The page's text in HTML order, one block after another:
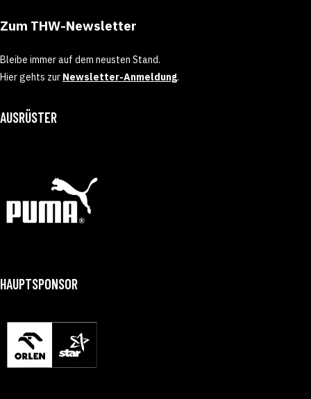
Zum THW-Newsletter
Bleibe immer auf dem neusten Stand.
Hier gehts zur Newsletter-Anmeldung.
AUSRÜSTER
HAUPTSPONSOR